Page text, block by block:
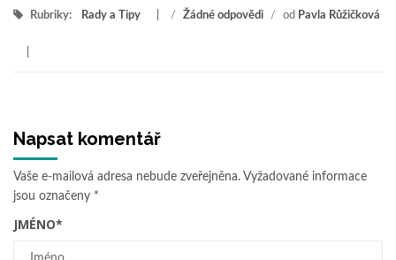
Rubriky: Rady a Tipy / Žádné odpovědi / od Pavla Růžičková
Napsat komentář
Vaše e-mailová adresa nebude zveřejněna. Vyžadované informace
jsou označeny *
JMÉNO*